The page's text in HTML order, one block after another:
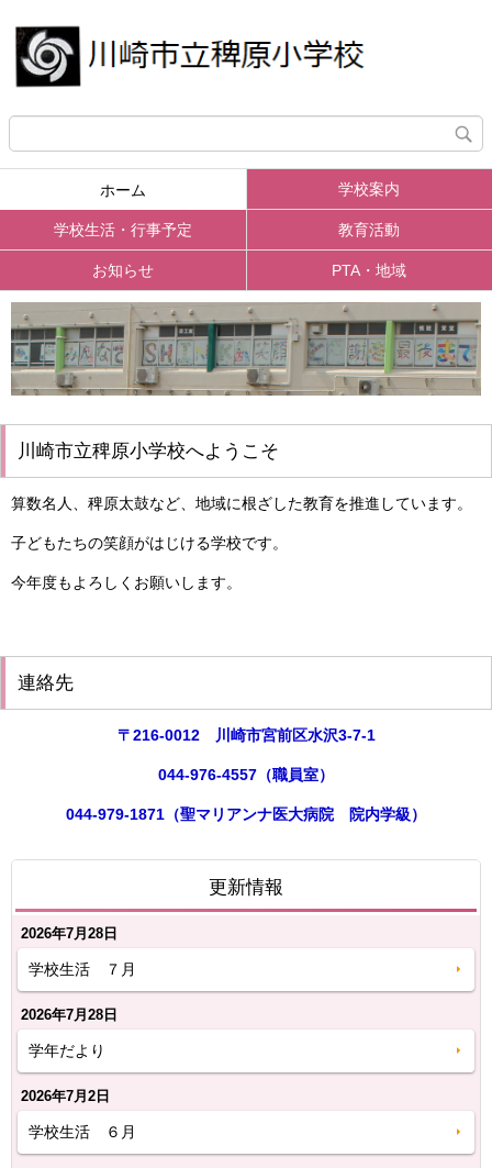
ホーム 学校案内
学校生活・行事予定 教育活動
お知らせ PTA・地域
川崎市立稗原小学校へようこそ
算数名人、稗原太鼓など、地域に根ざした教育を推進しています。
子どもたちの笑顔がはじける学校です。
今年度もよろしくお願いします。
連絡先
〒216-0012 川崎市宮前区水沢3-7-1
044-976-4557（職員室）
044-979-1871（聖マリアンナ医大病院 院内学級）
更新情報
2026年7月28日
学校生活 ７月
2026年7月28日
学年だより
2026年7月2日
学校生活 ６月